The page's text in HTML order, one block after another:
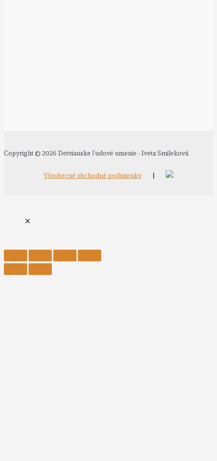
Copyright © 2026 Detvianske ľudové umenie - Iveta Smileková
Všeobecné obchodné podmienky |